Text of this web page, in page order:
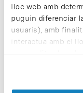
lloc web amb
puguin diferenciar
usuaris), amb
interactua amb el
personalitzada
pàgines visitades).
les cookies pot
Cuidar
29 de